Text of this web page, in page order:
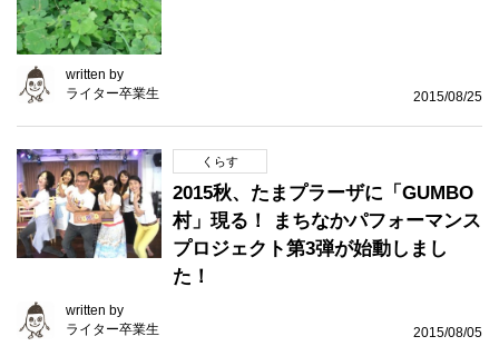
written by
ライター卒業生
2015/08/25
くらす
2015秋、たまプラーザに「GUMBO
村」現る！ まちなかパフォーマンス
プロジェクト第3弾が始動しまし
た！
written by
ライター卒業生
2015/08/05